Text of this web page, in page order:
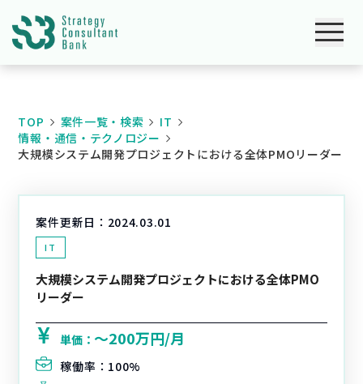
TOP 案件一覧・検索
IT
情報・通信・テクノロジー
大規模システム開発プロジェクトにおける全体PMOリーダー
案件更新日： 2024.03.01
IT
大規模システム開発プロジェクトにおける全体PMO
リーダー
単価：〜200万円/月
稼働率： 100%